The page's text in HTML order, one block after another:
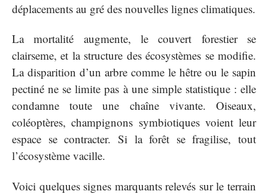
déplacements au gré des nouvelles lignes climatiques.
La mortalité augmente, le couvert forestier se
clairseme, et la structure des écosystèmes se modifie.
La disparition d’un arbre comme le hêtre ou le sapin
pectiné ne se limite pas à une simple statistique : elle
condamne toute une chaîne vivante. Oiseaux,
coléoptères, champignons symbiotiques voient leur
espace se contracter. Si la forêt se fragilise, tout
l’écosystème vacille.
Voici quelques signes marquants relevés sur le terrain